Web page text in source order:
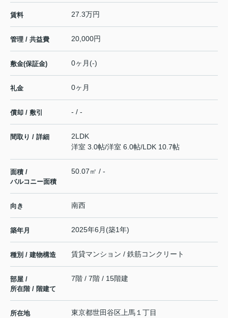
賃料 27.3万円
管理 / 共益費 20,000円
敷金(保証金) 0ヶ月(-)
礼金 0ヶ月
償却 / 敷引 - / -
間取り / 詳細
2LDK
洋室 3.0帖/洋室 6.0帖/LDK 10.7帖
面積 /
バルコニー面積
50.07㎡ / -
向き 南西
築年月 2025年6月(築1年)
種別 / 建物構造 賃貸マンション / 鉄筋コンクリート
部屋 /
所在階 / 階建て
7階 / 7階 / 15階建
所在地 東京都世田谷区 上馬 １丁目